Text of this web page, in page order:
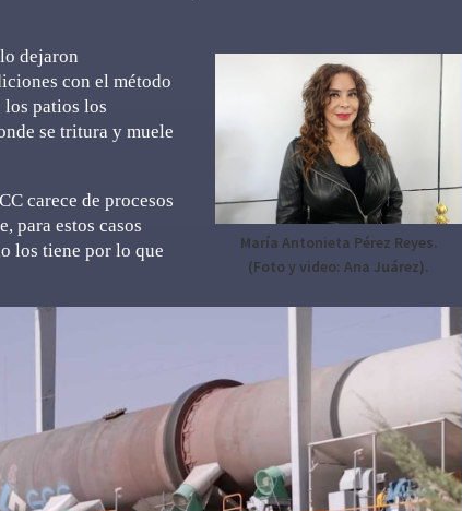
María Antonieta Pérez Reyes.
(Foto y video: Ana Juárez).
dejaron
con el método
patios los
se tritura y muele
carece de procesos
para estos casos
los tiene por lo que